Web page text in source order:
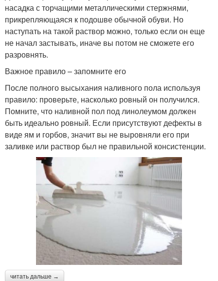
насадка с торчащими металлическими стержнями,
прикрепляющаяся к подошве обычной обуви. Но
наступать на такой раствор можно, только если он еще
не начал застывать, иначе вы потом не сможете его
разровнять.
Важное правило – запомните его
После полного высыхания наливного пола используя
правило: проверьте, насколько ровный он получился.
Помните, что наливной пол под линолеумом должен
быть идеально ровный. Если присутствуют дефекты в
виде ям и горбов, значит вы не выровняли его при
заливке или раствор был не правильной консистенции.
читать дальше →